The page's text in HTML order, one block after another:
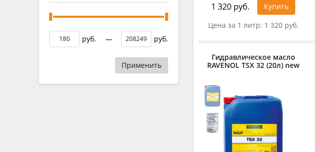
руб. — руб.
Применить
1 320 руб.
Купить
Цена за 1 литр: 1 320 руб.
Гидравлическое масло
RAVENOL TSX 32 (20л) new